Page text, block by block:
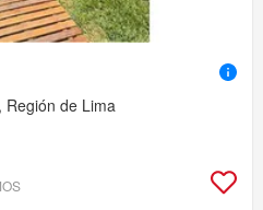
Región de Lima